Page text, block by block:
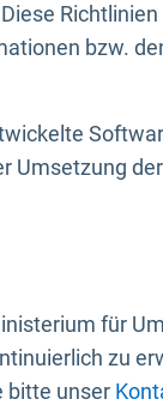
bzw.
Umsetzung
für
zu
bitte unser